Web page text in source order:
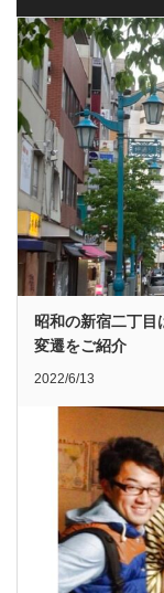
昭和の新宿二丁目
変遷をご紹介
2022/6/13